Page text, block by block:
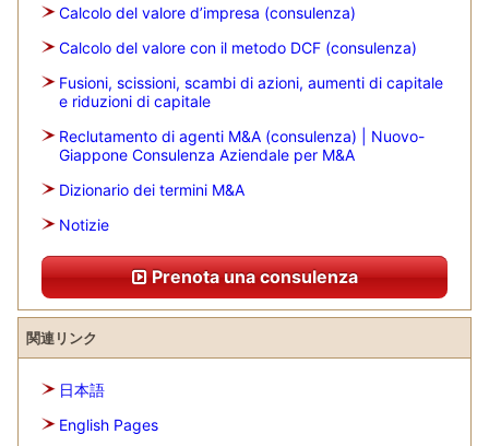
Calcolo del valore d’impresa (consulenza)
Calcolo del valore con il metodo DCF (consulenza)
Fusioni, scissioni, scambi di azioni, aumenti di capitale
e riduzioni di capitale
Reclutamento di agenti M&A (consulenza) | Nuovo-
Giappone Consulenza Aziendale per M&A
Dizionario dei termini M&A
Notizie
Prenota una consulenza
関連リンク
日本語
English Pages